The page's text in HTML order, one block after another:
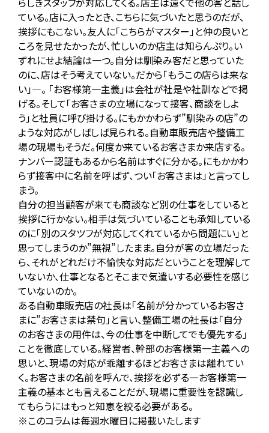
ている。店に入ったとき、こちらに気づいたと思うのだが、
挨拶にもこない。友人に「こちらがマスター」と仲の良いと
ころを見せたかったが、忙しいのか店主は知らんぷり。い
ずれにせよ結論は一つ。自分は馴染み客だと思っていた
のに、店はそう考えていない。だから「もうこの店らは来な
い」―。 「お客様第一主義」は会社が社是や社訓などで掲
げる。そして「お客さまの立場になって接客、商談をしよ
う」と社員に呼び掛ける。にもかかわらず”馴染みの店”の
ような対応がしばしば見られる。自動車販売店や整備工
場の現場もそうだ。何度か来ているお客さまか来店する。
ナンバー認証もあるから名前はすぐに分かる。にもかかわ
らず接客中に名前を呼ばず、つい「お客さまは」と言ってし
まう。
自分の担当顧客が来ても商談など別の仕事をしていると
挨拶に行かない。相手は気づいていることも承知している
のに「別のスタツフが対応してくれているから問題にい」と
思ってしまうのか”無視”したまま。自分が客の立場だった
ら、それがどれだけ不愉快な対応だということを理解して
いないか、仕事となるとそこまで気遣いする必要性を感じ
ていないのか。
ある自動車販売店の社長は「名前が分かっているお客さ
まに”お客さまは禁句」と言い、整備工場の社長は「自分
のお客さまの用件は、今の仕事を中断してでも優先する」
ことを徹底している。経営者、幹部のお客様第一主義への
思いと、現場の対応が乖離するほどお客さまは離れてい
く。お客さまの名前を呼んで、挨拶を必ずる―お客様第一
主義の基本とも言えることだが、現場に重要性を認識し
てもらうにはもっと知恵を絞る必要がある。
※このコラムは毎週水曜日に掲載いたします